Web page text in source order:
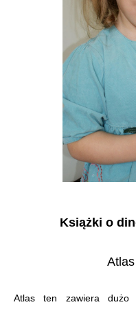
Książki o
Atlas ten zawiera dużo